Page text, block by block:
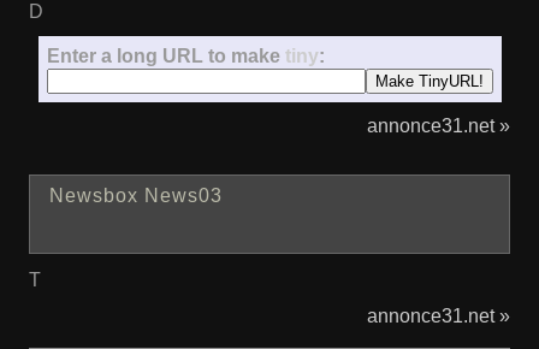
D
Enter a long URL to make tiny:
annonce31.net »
Newsbox News03
T
annonce31.net »